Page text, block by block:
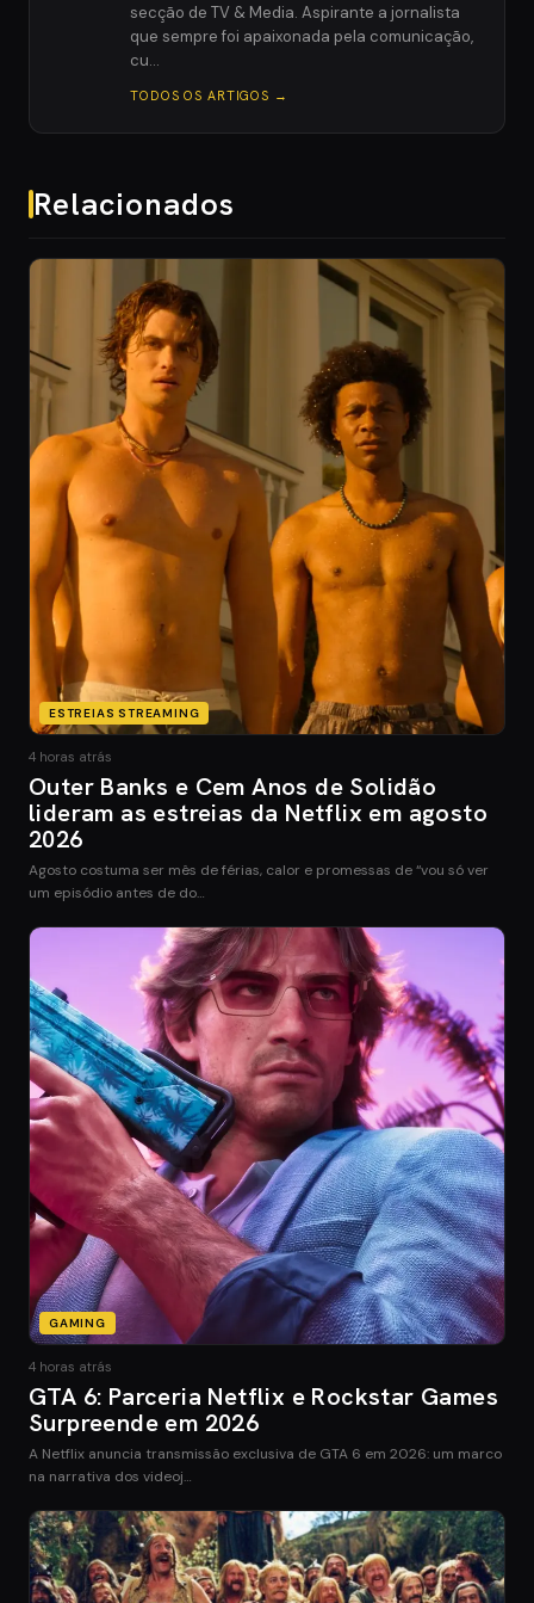
secção de TV & Media. Aspirante a jornalista
que sempre foi apaixonada pela comunicação,
cu…
TODOS OS ARTIGOS →
Relacionados
ESTREIAS STREAMING
4 horas atrás
Outer Banks e Cem Anos de Solidão
lideram as estreias da Netflix em agosto
2026
Agosto costuma ser mês de férias, calor e promessas de “vou só ver
um episódio antes de do…
GAMING
4 horas atrás
GTA 6: Parceria Netflix e Rockstar Games
Surpreende em 2026
A Netflix anuncia transmissão exclusiva de GTA 6 em 2026: um marco
na narrativa dos videoj…